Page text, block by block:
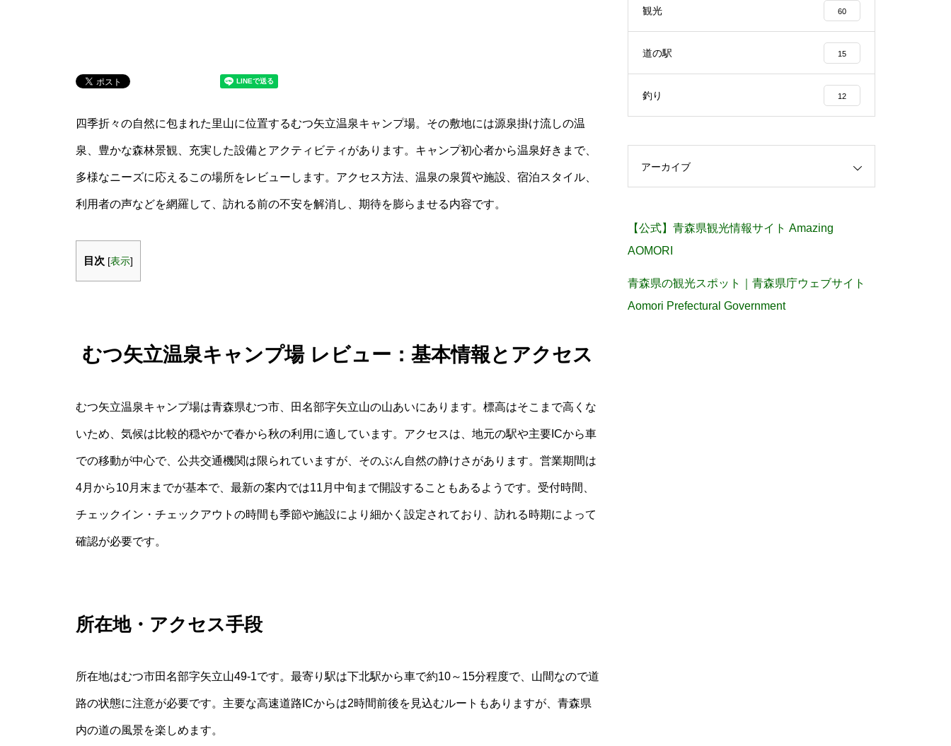
四季折々の自然に包まれた里山に位置するむつ矢立温泉キャンプ場。その敷地には源泉掛け流しの温
泉、豊かな森林景観、充実した設備とアクティビティがあります。キャンプ初心者から温泉好きまで、
多様なニーズに応えるこの場所をレビューします。アクセス方法、温泉の泉質や施設、宿泊スタイル、
利用者の声などを網羅して、訪れる前の不安を解消し、期待を膨らませる内容です。
目次 [表示]
むつ矢立温泉キャンプ場 レビュー：基本情報とアクセス
むつ矢立温泉キャンプ場は青森県むつ市、田名部字矢立山の山あいにあります。標高はそこまで高くな
いため、気候は比較的穏やかで春から秋の利用に適しています。アクセスは、地元の駅や主要ICから車
での移動が中心で、公共交通機関は限られていますが、そのぶん自然の静けさがあります。営業期間は
4月から10月末までが基本で、最新の案内では11月中旬まで開設することもあるようです。受付時間、
チェックイン・チェックアウトの時間も季節や施設により細かく設定されており、訪れる時期によって
確認が必要です。
所在地・アクセス手段
所在地はむつ市田名部字矢立山49‐1です。最寄り駅は下北駅から車で約10～15分程度で、山間なので道
路の状態に注意が必要です。主要な高速道路ICからは2時間前後を見込むルートもありますが、青森県
内の道の風景を楽しめます。
観光 60
道の駅 15
釣り 12
アーカイブ
【公式】青森県観光情報サイト Amazing
AOMORI
青森県の観光スポット｜青森県庁ウェブサイト
Aomori Prefectural Government